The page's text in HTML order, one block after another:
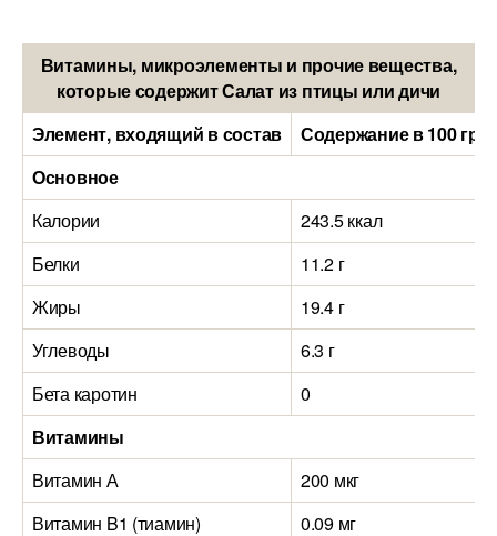
Витамины, микроэлементы и прочие вещества,
которые содержит Салат из птицы или дичи
Элемент, входящий в состав
Содержание в 100
Основное
Калории
243.5 ккал
Белки
11.2 г
Жиры
19.4 г
Углеводы
6.3 г
Бета каротин
0
Витамины
Витамин А
200 мкг
Витамин B1 (тиамин)
0.09 мг